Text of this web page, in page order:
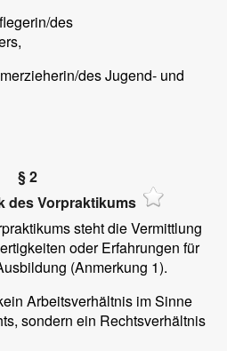
des
des Jugend- und
§ 2
des Vorpraktikums
steht die Vermittlung
oder Erfahrungen für
(Anmerkung 1).
Arbeitsverhältnis im Sinne
sondern ein Rechtsverhältnis